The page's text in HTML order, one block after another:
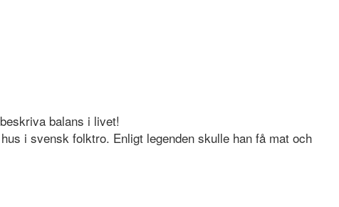
balans i livet!
i svensk folktro. Enligt legenden skulle han få mat och